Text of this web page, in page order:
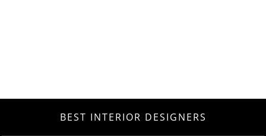
BEST INTERIOR DESIGNERS